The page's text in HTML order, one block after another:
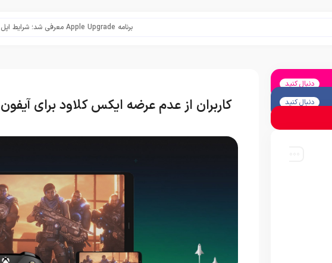
کاربران از عدم عرضه ایکس کلاود برای
دنبال کنید
دنبال کنید